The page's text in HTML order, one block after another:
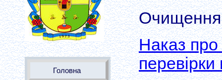
Головна
Наказ про